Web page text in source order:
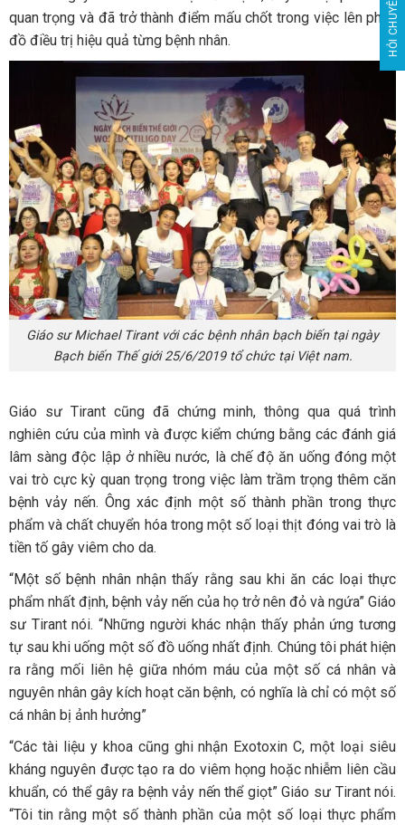
quan trọng và đã trở thành điểm mấu chốt trong việc lên phác
đồ điều trị hiệu quả từng bệnh nhân.
Giáo sư Michael Tirant với các bệnh nhân bạch biến tại ngày
Bạch biến Thế giới 25/6/2019 tổ chức tại Việt nam.
Giáo sư Tirant cũng đã chứng minh, thông qua quá trình
nghiên cứu của mình và được kiểm chứng bằng các đánh giá
lâm sàng độc lập ở nhiều nước, là chế độ ăn uống đóng một
vai trò cực kỳ quan trọng trong việc làm trầm trọng thêm căn
bệnh vảy nến. Ông xác định một số thành phần trong thực
phẩm và chất chuyển hóa trong một số loại thịt đóng vai trò là
tiền tố gây viêm cho da.
“Một số bệnh nhân nhận thấy rằng sau khi ăn các loại thực
phẩm nhất định, bệnh vảy nến của họ trở nên đỏ và ngứa” Giáo
sư Tirant nói. “Những người khác nhận thấy phản ứng tương
tự sau khi uống một số đồ uống nhất định. Chúng tôi phát hiện
ra rằng mối liên hệ giữa nhóm máu của một số cá nhân và
nguyên nhân gây kích hoạt căn bệnh, có nghĩa là chỉ có một số
cá nhân bị ảnh hưởng”
“Các tài liệu y khoa cũng ghi nhận Exotoxin C, một loại siêu
kháng nguyên được tạo ra do viêm họng hoặc nhiễm liên cầu
khuẩn, có thể gây ra bệnh vảy nến thể giọt” Giáo sư Tirant nói.
“Tôi tin rằng một số thành phần của một số loại thực phẩm